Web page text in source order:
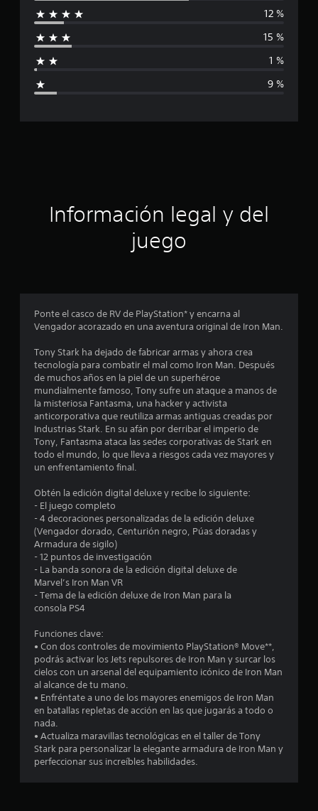
a
ó
r
e
d
i
o
t
r
e
l
l
a
12 %
15 %
1 %
9 %
Información legal y del
juego
Ponte el casco de RV de PlayStation* y encarna al
Vengador acorazado en una aventura original de Iron Man.
Tony Stark ha dejado de fabricar armas y ahora crea
tecnología para combatir el mal como Iron Man. Después
de muchos años en la piel de un superhéroe
mundialmente famoso, Tony sufre un ataque a manos de
la misteriosa Fantasma, una hacker y activista
anticorporativa que reutiliza armas antiguas creadas por
Industrias Stark. En su afán por derribar el imperio de
Tony, Fantasma ataca las sedes corporativas de Stark en
todo el mundo, lo que lleva a riesgos cada vez mayores y
un enfrentamiento final.
Obtén la edición digital deluxe y recibe lo siguiente:
- El juego completo
- 4 decoraciones personalizadas de la edición deluxe
(Vengador dorado, Centurión negro, Púas doradas y
Armadura de sigilo)
- 12 puntos de investigación
- La banda sonora de la edición digital deluxe de
Marvel’s Iron Man VR
- Tema de la edición deluxe de Iron Man para la
consola PS4
Funciones clave:
• Con dos controles de movimiento PlayStation® Move**,
podrás activar los Jets repulsores de Iron Man y surcar los
cielos con un arsenal del equipamiento icónico de Iron Man
al alcance de tu mano.
• Enfréntate a uno de los mayores enemigos de Iron Man
en batallas repletas de acción en las que jugarás a todo o
nada.
• Actualiza maravillas tecnológicas en el taller de Tony
Stark para personalizar la elegante armadura de Iron Man y
perfeccionar sus increíbles habilidades.